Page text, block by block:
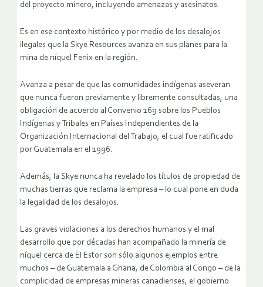
del proyecto minero, incluyendo amenazas y asesinatos.
Es en ese contexto histórico y por medio de los desalojos
ilegales que la Skye Resources avanza en sus planes para la
mina de níquel Fenix en la región.
Avanza a pesar de que las comunidades indígenas aseveran
que nunca fueron previamente y libremente consultadas, una
obligación de acuerdo al Convenio 169 sobre los Pueblos
Indígenas y Tribales en Países Independientes de la
Organización Internacional del Trabajo, el cual fue ratificado
por Guatemala en el 1996.
Además, la Skye nunca ha revelado los títulos de propiedad de
muchas tierras que reclama la empresa – lo cual pone en duda
la legalidad de los desalojos.
Las graves violaciones a los derechos humanos y el mal
desarrollo que por décadas han acompañado la minería de
níquel cerca de El Estor son sólo algunos ejemplos entre
muchos – de Guatemala a Ghana, de Colombia al Congo – de la
complicidad de empresas mineras canadienses, el gobierno